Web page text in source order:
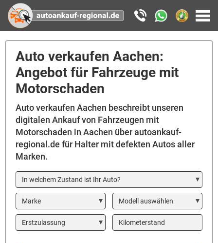
Auto verkaufen Aachen:
Angebot für Fahrzeuge mit
Motorschaden
Auto verkaufen Aachen beschreibt unseren
digitalen Ankauf von Fahrzeugen mit
Motorschaden in Aachen über autoankauf-
regional.de für Halter mit defekten Autos aller
Marken.
In welchem Zustand ist Ihr Auto?
Marke Modell
Year Kilometerstand